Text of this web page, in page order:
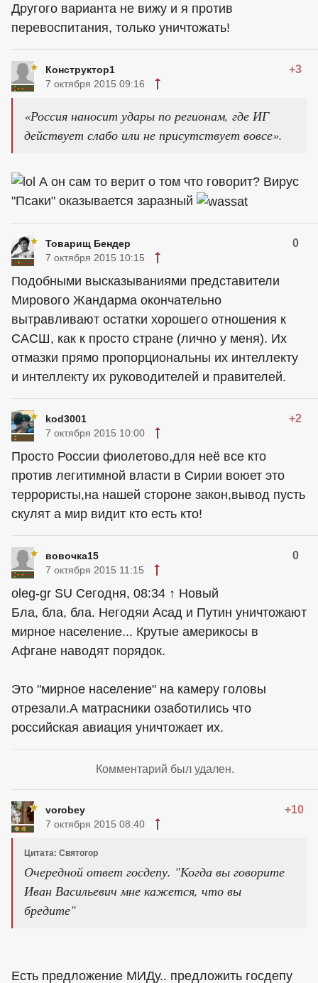
Другого варианта не вижу и я против
перевоспитания, только уничтожать!
Конструктор1 +3
7 октября 2015 09:16
«Россия наносит удары по регионам, где ИГ
действует слабо или не присутствует вовсе».
А он сам то верит о том что говорит? Вирус
"Псаки" оказывается заразный
Товарищ Бендер 0
7 октября 2015 10:15
Подобными высказываниями представители
Мирового Жандарма окончательно
вытравливают остатки хорошего отношения к
САСШ, как к просто стране (лично у меня). Их
отмазки прямо пропорциональны их интеллекту
и интеллекту их руководителей и правителей.
kod3001 +2
7 октября 2015 10:00
Просто России фиолетово,для неё все кто
против легитимной власти в Сирии воюет это
террористы,на нашей стороне закон,вывод пусть
скулят а мир видит кто есть кто!
вовочка15 0
7 октября 2015 11:15
oleg-gr SU Сегодня, 08:34 ↑ Новый
Бла, бла, бла. Негодяи Асад и Путин уничтожают
мирное население... Крутые америкосы в
Афгане наводят порядок.
Это "мирное население" на камеру головы
отрезали.А матрасники озаботились что
российская авиация уничтожает их.
Комментарий был удален.
vorobey +10
7 октября 2015 08:40
Цитата: Святогор
Очередной ответ госдепу. "Когда вы говорите
Иван Васильевич мне кажется, что вы
бредите"
Есть предложение МИДу.. предложить госдепу